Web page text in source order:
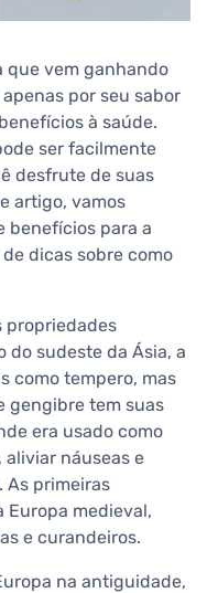
que vem ganhando
por seu sabor
à saúde.
ser facilmente
desfrute de suas
artigo, vamos
benefícios para a
dicas sobre como
propriedades
do sudeste da Ásia, a
como tempero, mas
gengibre tem suas
era usado como
aliviar náuseas e
As primeiras
Europa medieval,
e curandeiros.
na antiguidade,